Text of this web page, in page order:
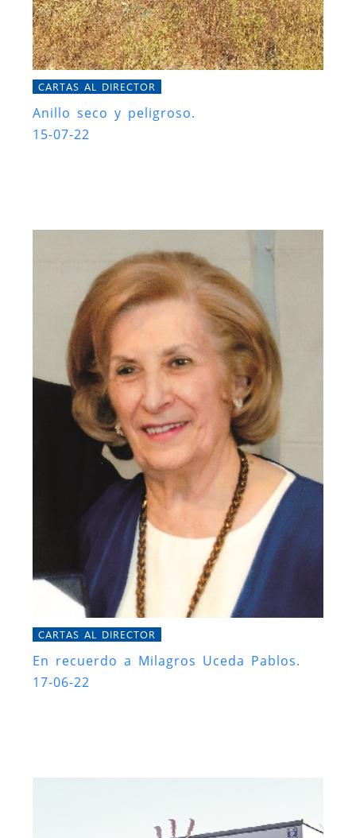
CARTAS AL DIRECTOR
Anillo seco y peligroso.
15-07-22
CARTAS AL DIRECTOR
En recuerdo a Milagros Uceda Pablos.
17-06-22